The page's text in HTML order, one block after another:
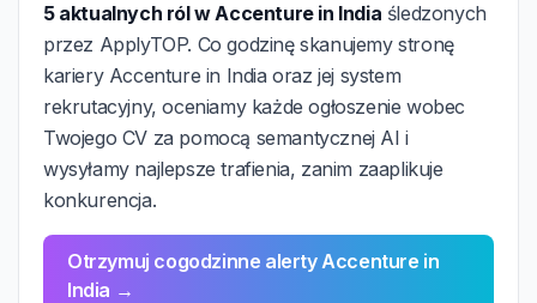
5 aktualnych ról w Accenture in India śledzonych
przez ApplyTOP. Co godzinę skanujemy stronę
kariery Accenture in India oraz jej system
rekrutacyjny, oceniamy każde ogłoszenie wobec
Twojego CV za pomocą semantycznej AI i
wysyłamy najlepsze trafienia, zanim zaaplikuje
konkurencja.
Otrzymuj cogodzinne alerty Accenture in
India →